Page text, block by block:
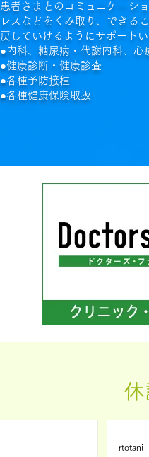
患者さまとのコミュニケーシ
レスなどをくみ取り、できる
戻していけるようにサポートい
●内科、糖尿病・代謝内科、心
●健康診断・健康診査
●各種予防接種
●各種健康保険取扱
rtotani